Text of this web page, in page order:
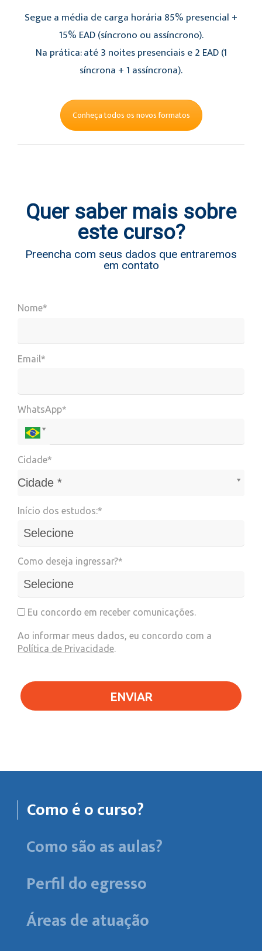
Segue a média de carga horária 85% presencial +
15% EAD (síncrono ou assíncrono).
Na prática: até 3 noites presenciais e 2 EAD (1
síncrona + 1 assíncrona).
Conheça todos os novos formatos
Quer saber mais sobre
este curso?
Preencha com seus dados que entraremos
em contato
Nome*
Email*
WhatsApp*
Cidade*
Cidade *
Cidade*
Início dos estudos:*
Como deseja ingressar?*
Eu concordo em receber comunicações.
Ao informar meus dados, eu concordo com a
Política de Privacidade.
ENVIAR
Como é o curso?
Como são as aulas?
Perfil do egresso
Áreas de atuação